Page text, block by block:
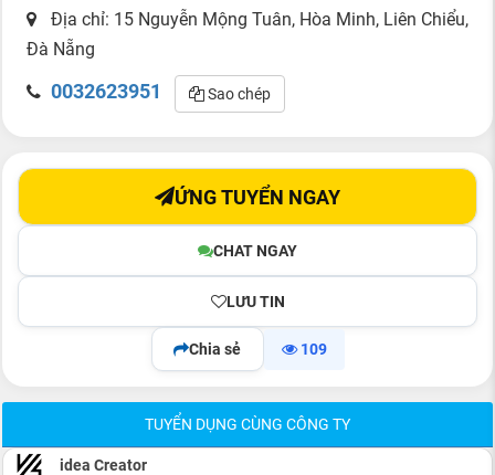
Địa chỉ: 15 Nguyễn Mộng Tuân, Hòa Minh, Liên Chiểu,
Đà Nẵng
0032623951 Sao chép
CHAT NGAY
LƯU TIN
ỨNG TUYỂN NGAY
Chia sẻ 109
TUYỂN DỤNG CÙNG CÔNG TY
idea Creator